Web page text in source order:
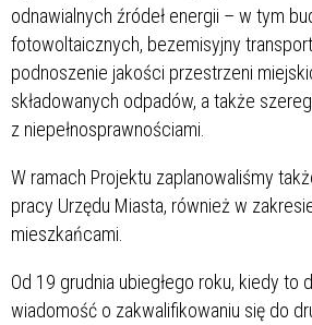
odnawialnych źródeł energii – w tym
fotowoltaicznych, bezemisyjny
podnoszenie jakości przestrzeni
składowanych odpadów, a także
z niepełnosprawnościami.
W ramach Projektu zaplanowaliśmy
pracy Urzędu Miasta, również w
mieszkańcami.
Od 19 grudnia ubiegłego roku, kiedy to
wiadomość o zakwalifikowaniu się do